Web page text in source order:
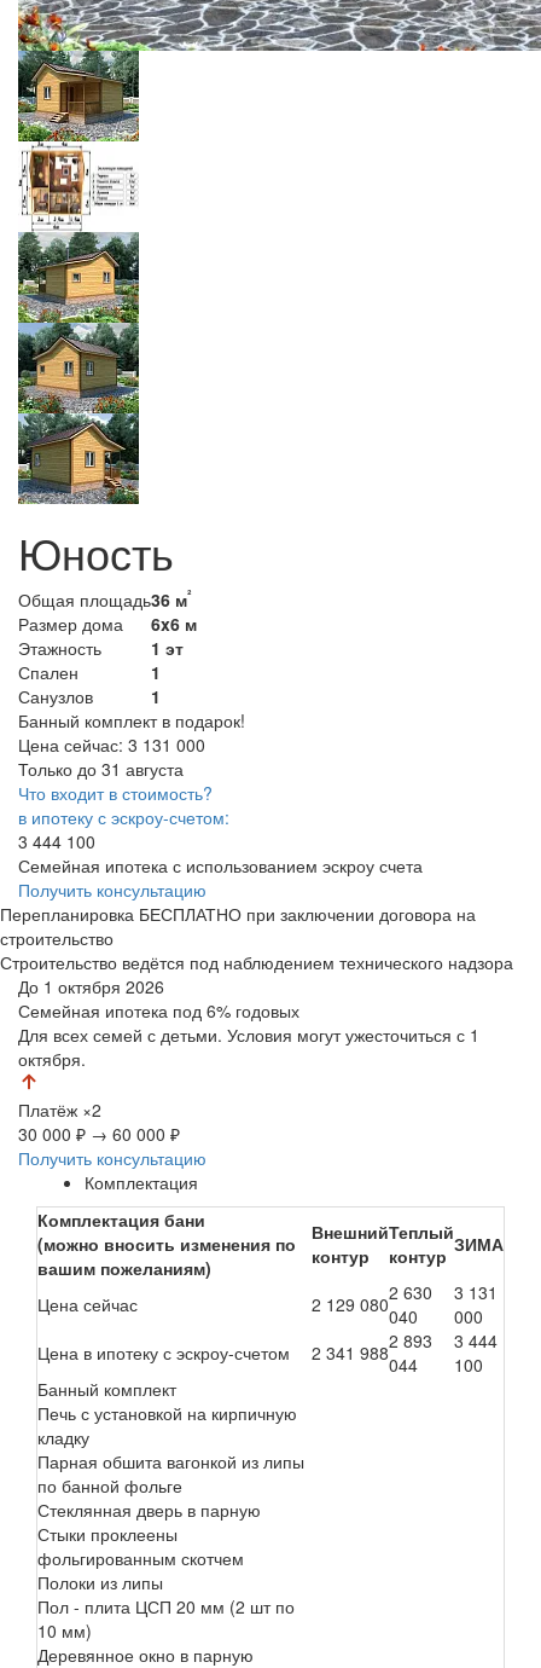
Юность
Общая площадь36 м²
Размер дома
6x6 м
Этажность
1 эт
Спален
1
Санузлов
1
Банный комплект в подарок!
Цена сейчас: 3 131 000
Только до 31 августа
Что входит в стоимость?
в ипотеку с эскроу-счетом:
3 444 100
Семейная ипотека с использованием эскроу счета
Получить консультацию
Перепланировка БЕСПЛАТНО при заключении договора на
строительство
Строительство ведётся под наблюдением технического надзора
До 1 октября 2026
Семейная ипотека под 6% годовых
Для всех семей с детьми. Условия могут ужесточиться с 1
октября.
Платёж ×2
30 000 ₽ → 60 000 ₽
Получить консультацию
Комплектация
Комплектация бани
(можно вносить изменения по
вашим пожеланиям)
Внешний
контур
Теплый
контур ЗИМА
Цена сейчас 2 129 0802 630
040
3 131
000
Цена в ипотеку с эскроу-счетом
2 341 9882 893
044
3 444
100
Банный комплект
Печь с установкой на кирпичную
кладку
Парная обшита вагонкой из липы
по банной фольге
Стеклянная дверь в парную
Стыки проклеены
фольгированным скотчем
Полоки из липы
Пол - плита ЦСП 20 мм (2 шт по
10 мм)
Деревянное окно в парную